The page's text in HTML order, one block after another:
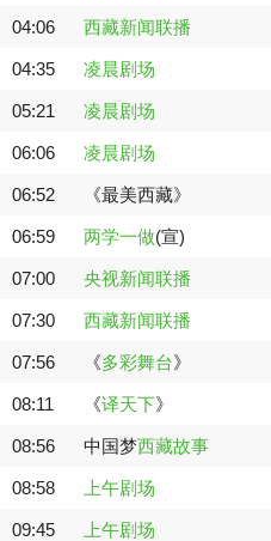
04:06 西藏新闻联播
04:35 凌晨剧场
05:21 凌晨剧场
06:06 凌晨剧场
06:52 《最美西藏》
06:59 两学一做(宣)
07:00 央视新闻联播
07:30 西藏新闻联播
07:56 《多彩舞台》
08:11 《译天下》
08:56 中国梦西藏故事
08:58 上午剧场
09:45 上午剧场